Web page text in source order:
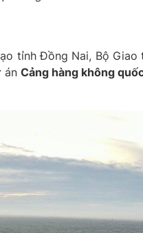
tỉnh Đồng Nai, Bộ
án Cảng hàng không